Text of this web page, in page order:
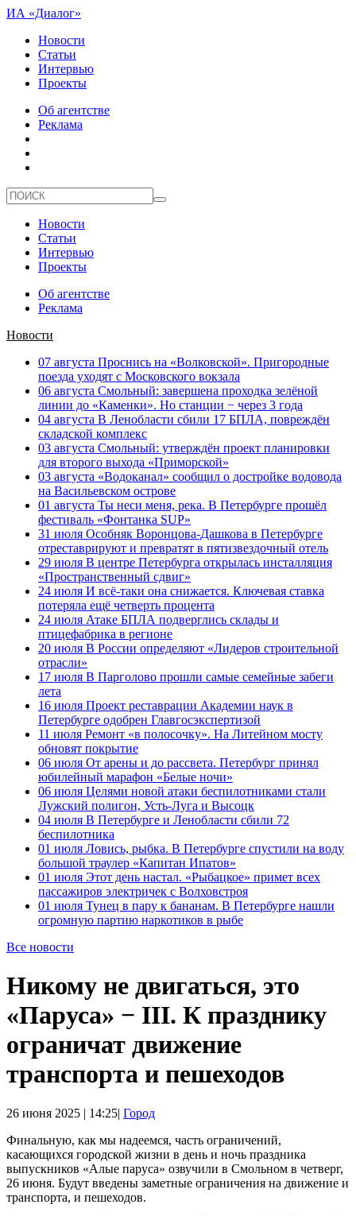
ИА «Диалог»
Новости
Статьи
Интервью
Проекты
Об агентстве
Реклама
Новости
Статьи
Интервью
Проекты
Об агентстве
Реклама
Новости
07 августа Проснись на «Волковской». Пригородные
поезда уходят с Московского вокзала
06 августа Смольный: завершена проходка зелёной
линии до «Каменки». Но станции − через 3 года
04 августа В Ленобласти сбили 17 БПЛА, повреждён
складской комплекс
03 августа Смольный: утверждён проект планировки
для второго выхода «Приморской»
03 августа «Водоканал» сообщил о достройке водовода
на Васильевском острове
01 августа Ты неси меня, река. В Петербурге прошёл
фестиваль «Фонтанка SUP»
31 июля Особняк Воронцова-Дашкова в Петербурге
отреставрируют и превратят в пятизвездочный отель
29 июля В центре Петербурга открылась инсталляция
«Пространственный сдвиг»
24 июля И всё-таки она снижается. Ключевая ставка
потеряла ещё четверть процента
24 июля Атаке БПЛА подверглись склады и
птицефабрика в регионе
20 июля В России определяют «Лидеров строительной
отрасли»
17 июля В Парголово прошли самые семейные забеги
лета
16 июля Проект реставрации Академии наук в
Петербурге одобрен Главгосэкспертизой
11 июля Ремонт «в полосочку». На Литейном мосту
обновят покрытие
06 июля От арены и до рассвета. Петербург принял
юбилейный марафон «Белые ночи»
06 июля Целями новой атаки беспилотниками стали
Лужский полигон, Усть-Луга и Высоцк
04 июля В Петербурге и Ленобласти сбили 72
беспилотника
01 июля Ловись, рыбка. В Петербурге спустили на воду
большой траулер «Капитан Ипатов»
01 июля Этот день настал. «Рыбацкое» примет всех
пассажиров электричек с Волховстроя
01 июля Тунец в пару к бананам. В Петербурге нашли
огромную партию наркотиков в рыбе
Все новости
Никому не двигаться, это
«Паруса» − III. К празднику
ограничат движение
транспорта и пешеходов
26 июня 2025 | 14:25| Город
Финальную, как мы надеемся, часть ограничений,
касающихся городской жизни в день и ночь праздника
выпускников «Алые паруса» озвучили в Смольном в четверг,
26 июня. Будут введены заметные ограничения на движение и
транспорта, и пешеходов.